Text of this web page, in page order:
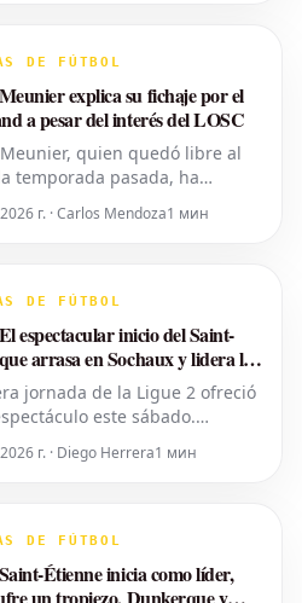
aseguró de informar al
DE FÚTBOL
explica su fichaje por el
a pesar del interés del LOSC
quien quedó libre al
temporada pasada, ha
Sunderland y la Premier
continuar su carrera. En
de su decisión y por qué no
г. · Carlos Mendoza1 мин
DE FÚTBOL
espectacular inicio del Saint-
arrasa en Sochaux y lidera la
jornada de la Ligue 2 ofreció
este sábado.
en el duelo entre los
Sochaux y Saint-
de la clasificación. Un
arrollador que da esperanza
г. · Diego Herrera1 мин
DE FÚTBOL
Étienne inicia como líder,